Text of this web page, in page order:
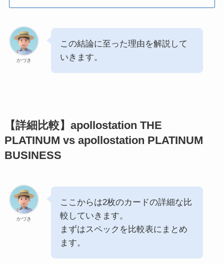
かづき
この結論に至った理由を解説して
いきます。
【詳細比較】apollostation THE
PLATINUM vs apollostation PLATINUM
BUSINESS
かづき
ここからは2枚のカードの詳細な比
較していきます。
まずはスペックを比較表にまとめ
ます。